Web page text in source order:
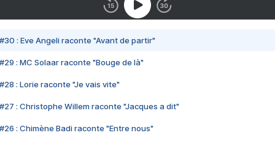
#30 : Eve Angeli raconte "Avant de partir"
#29 : MC Solaar raconte "Bouge de là"
#28 : Lorie raconte "Je vais vite"
#27 : Christophe Willem raconte "Jacques a dit"
#26 : Chimène Badi raconte "Entre nous"